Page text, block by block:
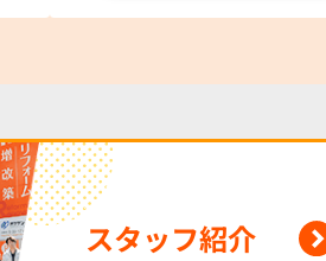
スタッフ紹介